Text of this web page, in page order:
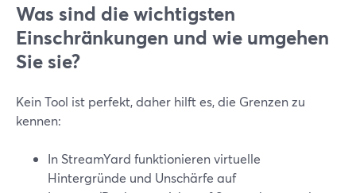
Was sind die wichtigsten
Einschränkungen und wie umgehen
Sie sie?
Kein Tool ist perfekt, daher hilft es, die Grenzen zu
kennen:
In StreamYard funktionieren virtuelle
Hintergründe und Unschärfe auf